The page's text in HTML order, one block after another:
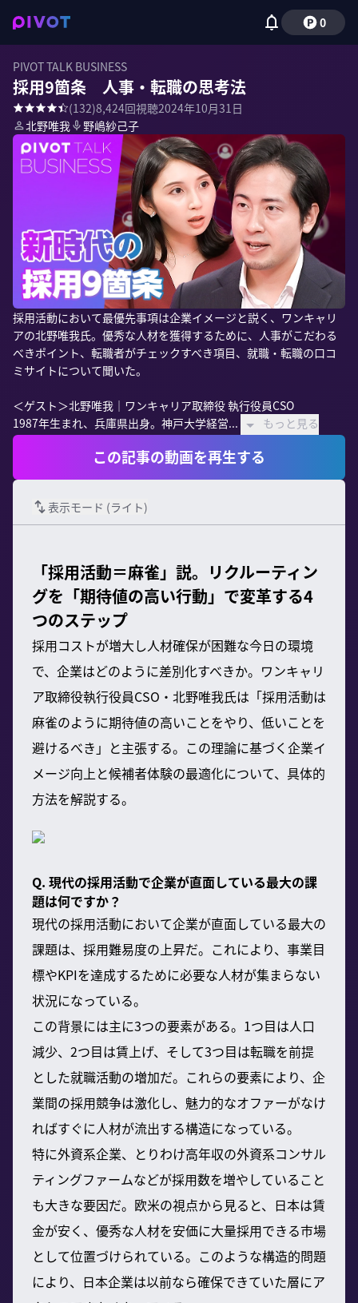
0
PIVOT TALK BUSINESS
採用9箇条 人事・転職の思考法
(132)8,424回視聴2024年10月31日
北野唯我
野嶋紗己子
採用活動において最優先事項は企業イメージと説く、ワンキャリ
アの北野唯我氏。優秀な人材を獲得するために、人事がこだわる
べきポイント、転職者がチェックすべき項目、就職・転職の口コ
ミサイトについて聞いた。
＜ゲスト＞北野唯我｜ワンキャリア取締役 執行役員CSO
1987年生まれ、兵庫県出身。神戸大学経営...
もっと見る
この記事の動画を再生する
表示モード (ライト)
「採用活動＝麻雀」説。リクルーティン
グを「期待値の高い行動」で変革する4
つのステップ
採用コストが増大し人材確保が困難な今日の環境
で、企業はどのように差別化すべきか。ワンキャリ
ア取締役執行役員CSO・北野唯我氏は「採用活動は
麻雀のように期待値の高いことをやり、低いことを
避けるべき」と主張する。この理論に基づく企業イ
メージ向上と候補者体験の最適化について、具体的
方法を解説する。
Q. 現代の採用活動で企業が直面している最大の課
題は何ですか？
現代の採用活動において企業が直面している最大の
課題は、採用難易度の上昇だ。これにより、事業目
標やKPIを達成するために必要な人材が集まらない
状況になっている。
この背景には主に3つの要素がある。1つ目は人口
減少、2つ目は賃上げ、そして3つ目は転職を前提
とした就職活動の増加だ。これらの要素により、企
業間の採用競争は激化し、魅力的なオファーがなけ
ればすぐに人材が流出する構造になっている。
特に外資系企業、とりわけ高年収の外資系コンサル
ティングファームなどが採用数を増やしていること
も大きな要因だ。欧米の視点から見ると、日本は賃
金が安く、優秀な人材を安価に大量採用できる市場
として位置づけられている。このような構造的問題
により、日本企業は以前なら確保できていた層にア